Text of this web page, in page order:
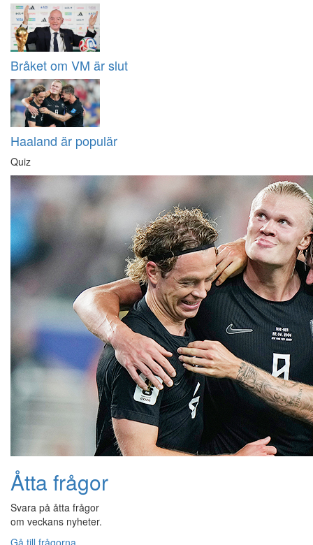
Bråket om VM är slut
Haaland är populär
Quiz
Åtta frågor
Svara på åtta frågor
om veckans nyheter.